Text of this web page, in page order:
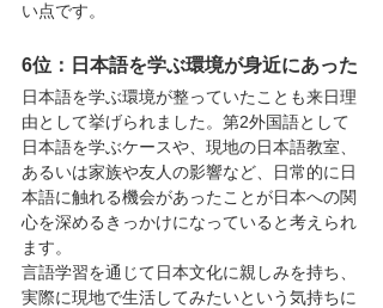
い点です。
6位： 日本語を学ぶ環境が身近にあった
日本語を学ぶ環境が整っていたことも来日理
由として挙げられました。第2外国語として
日本語を学ぶケースや、現地の日本語教室、
あるいは家族や友人の影響など、日常的に日
本語に触れる機会があったことが日本への関
心を深めるきっかけになっていると考えられ
ます。
言語学習を通じて日本文化に親しみを持ち、
実際に現地で生活してみたいという気持ちに